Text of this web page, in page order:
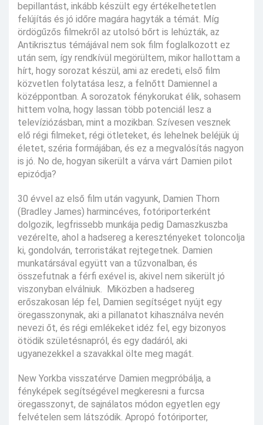
bepillantást, inkább készült egy értékelhetetlen
felújítás és jó időre magára hagyták a témát. Míg
ördögűzős filmekről az utolsó bőrt is lehúzták, az
Antikrisztus témájával nem sok film foglalkozott ez
után sem, így rendkívül megörültem, mikor hallottam a
hírt, hogy sorozat készül, ami az eredeti, első film
közvetlen folytatása lesz, a felnőtt Damiennel a
középpontban. A sorozatok fénykorukat élik, sohasem
hittem volna, hogy lassan több potenciál lesz a
televíziózásban, mint a mozikban. Szívesen vesznek
elő régi filmeket, régi ötleteket, és lehelnek beléjük új
életet, széria formájában, és ez a megvalósítás nagyon
is jó. No de, hogyan sikerült a várva várt Damien pilot
epizódja?
30 évvel az első film után vagyunk, Damien Thorn
(Bradley James) harmincéves, fotóriporterként
dolgozik, legfrissebb munkája pedig Damaszkuszba
vezérelte, ahol a hadsereg a keresztényeket toloncolja
ki, gondolván, terroristákat rejtegetnek. Damien
munkatársával együtt van a tűzvonalban, és
összefutnak a férfi exével is, akivel nem sikerült jó
viszonyban elválniuk. Miközben a hadsereg
erőszakosan lép fel, Damien segítséget nyújt egy
öregasszonynak, aki a pillanatot kihasználva nevén
nevezi őt, és régi emlékeket idéz fel, egy bizonyos
ötödik születésnapról, és egy dadáról, aki
ugyanezekkel a szavakkal ölte meg magát.
New Yorkba visszatérve Damien megpróbálja, a
fényképek segítségével megkeresni a furcsa
öregasszonyt, de sajnálatos módon egyetlen egy
felvételen sem látszódik. Apropó fotóriporter,